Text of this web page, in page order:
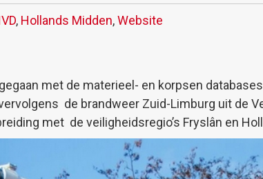
, Hollands Midden,Website
met de materieel- en korpsen
de brandweer Zuid-Limburg uit de
met de veiligheidsregio’s Fryslân en